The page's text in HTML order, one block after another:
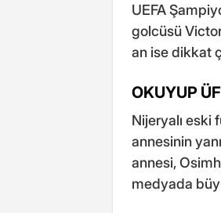
UEFA
golcüsü
an ise dikkat
OKUYUP
Nijeryalı eski
annesinin
annesi,
medyada